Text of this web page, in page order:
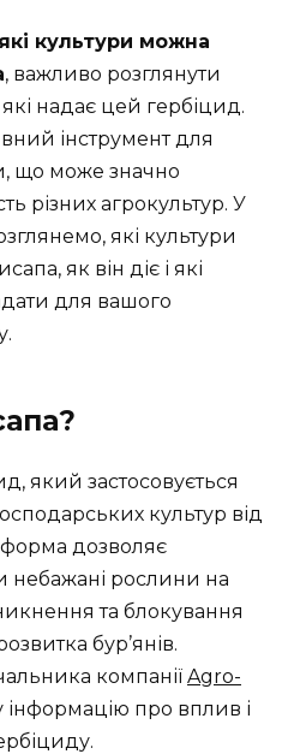
які культури можна
, важливо розглянути
надає цей гербіцид.
інструмент для
що може значно
різних агрокультур. У
які культури
як він діє і які
для вашого
який застосовується
культур від
форма дозволяє
небажані рослини на
та блокування
бур’янів.
компанії Agro-
про вплив і